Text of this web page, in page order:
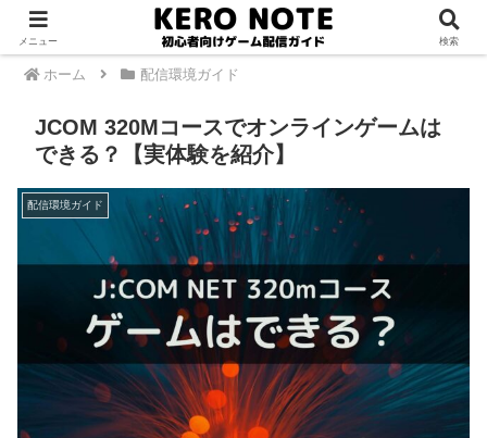
PR
ホーム 配信環境ガイド
JCOM 320Mコースでオンラインゲームは
できる？【実体験を紹介】
配信環境ガイド
メニュー 検索